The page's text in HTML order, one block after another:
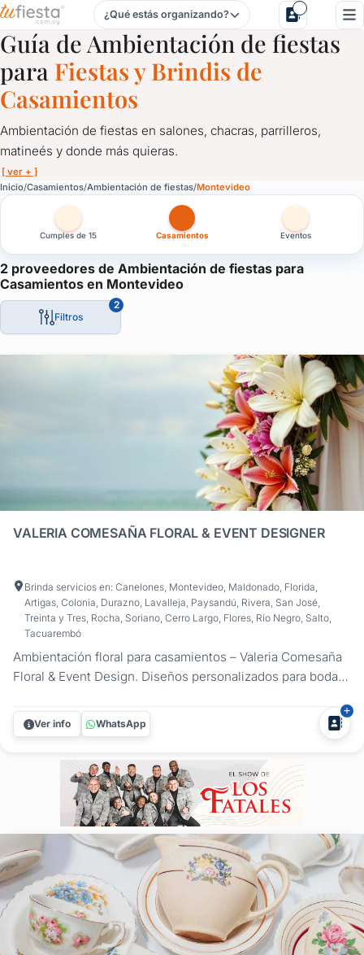
Ambientación de fiestas para Casamientos en Montevideo
¿Qué estás organizando?
Guía de Ambientación de fiestas
para Fiestas y Brindis de
Casamientos
Ambientación de fiestas en salones, chacras, parrilleros,
matineés y donde más quieras.
[ ver + ]
Inicio Casamientos Ambientación de fiestas Montevideo
Cumples de 15 Casamientos Eventos
2 proveedores de Ambientación de fiestas para
Casamientos en Montevideo
Filtros
2
VALERIA COMESAÑA FLORAL & EVENT DESIGNER
Brinda servicios en: Canelones, Montevideo, Maldonado, Florida,
Artigas, Colonia, Durazno, Lavalleja, Paysandú, Rivera, San José,
Treinta y Tres, Rocha, Soriano, Cerro Largo, Flores, Río Negro, Salto,
Tacuarembó
Ambientación floral para casamientos – Valeria Comesaña
Floral & Event Design. Diseños personalizados para bodas
en campo, playa o salón. Trabajo como diseñadora floral
especializada en bodas, creando ambientaciones que
Ver info WhatsApp
Ambientación de fiestas para Casamientos en Montevideo
Ambientación de fiestas en salones, chacras, parrilleros,
La fiesta tiene que estar decorada acorde a la ocasión, ya sea
Las cortinas, las mesas, las sillas, los globos, los centros de
Aquí te presentamos los mejores servicios de ambientación